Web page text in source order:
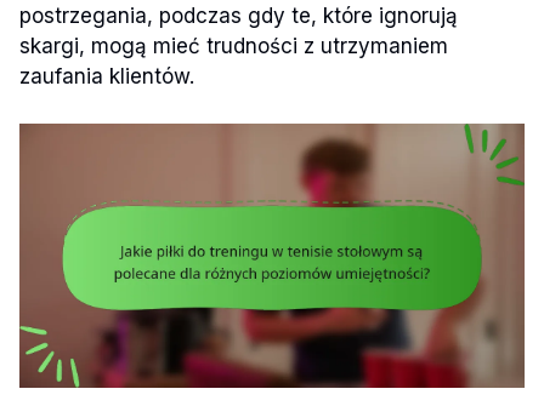
postrzegania, podczas gdy te, które ignorują
skargi, mogą mieć trudności z utrzymaniem
zaufania klientów.